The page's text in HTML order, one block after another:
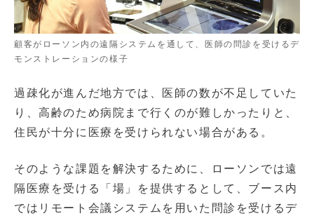
顧客がローソン内の遠隔システムを通して、医師の問診を受けるデ
モンストレーションの様子
過疎化が進んだ地方では、医師の数が不足していた
り、高齢のため病院まで行くのが難しかったりと、
住民が十分に医療を受けられない場合がある。
そのような課題を解決するために、ローソンでは遠
隔医療を受ける「場」を提供するとして、ブース内
ではリモート会議システムを用いた問診を受けるデ